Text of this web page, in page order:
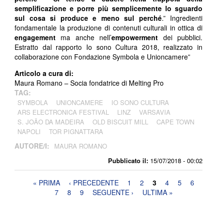
Pubblicato il: 15/07/2018 - 00:02
semplificazione e porre più semplicemente lo sguardo
sul cosa si produce e meno sul perché.” Ingredienti
fondamentale la produzione di contenuti culturali in ottica di
engagement ma anche nell’empowerment dei pubblici.
Estratto dal rapporto Io sono Cultura 2018, realizzato in
collaborazione con Fondazione Symbola e Unioncamere”
Articolo a cura di:
Maura Romano – Socia fondatrice di Melting Pro
TAG:
SYMBOLA UNIONCAMERE
IO SONO CULTURA
ARS ELECTRONICA FESTIVAL
LINZ
VARSAVIA
S. JOÃO DA MADEIRA
OLD BISCUIT MILL
CAPE TOWN
NAPOLI
TOR PIGNATTARA
AUTORE/I: MAURA ROMANO
Pagine« PRIMA ‹ PRECEDENTE 1 2 3 4 5
6
7
8 9 SEGUENTE › ULTIMA »